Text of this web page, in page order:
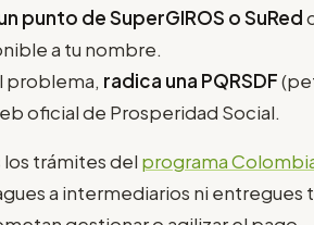
punto de SuperGIROS o SuRed
a tu nombre.
problema, radica una PQRSDF
oficial de Prosperidad Social.
trámites del programa
a intermediarios ni entregues